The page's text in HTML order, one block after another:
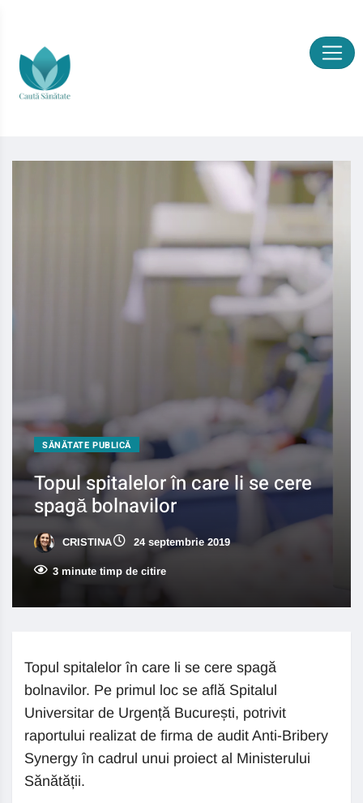
SĂNĂTATE PUBLICĂ
Topul spitalelor în care li se cere
spagă bolnavilor
CRISTINA 24 septembrie 2019
3 minute timp de citire
Topul spitalelor în care li se cere spagă
bolnavilor. Pe primul loc se află Spitalul
Universitar de Urgență București, potrivit
raportului realizat de firma de audit Anti-Bribery
Synergy în cadrul unui proiect al Ministerului
Sănătății.